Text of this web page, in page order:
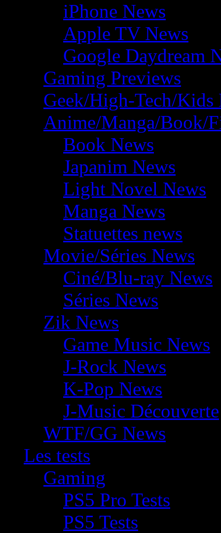
iPhone News
Apple TV News
Google Daydream
Gaming Previews
Geek/High-Tech/Kids
Anime/Manga/Book/
Book News
Japanim News
Light Novel News
Manga News
Statuettes news
Movie/Séries News
Ciné/Blu-ray News
Séries News
Zik News
Game Music News
J-Rock News
K-Pop News
J-Music Découverte
WTF/GG News
Les tests
Gaming
PS5 Pro Tests
PS5 Tests